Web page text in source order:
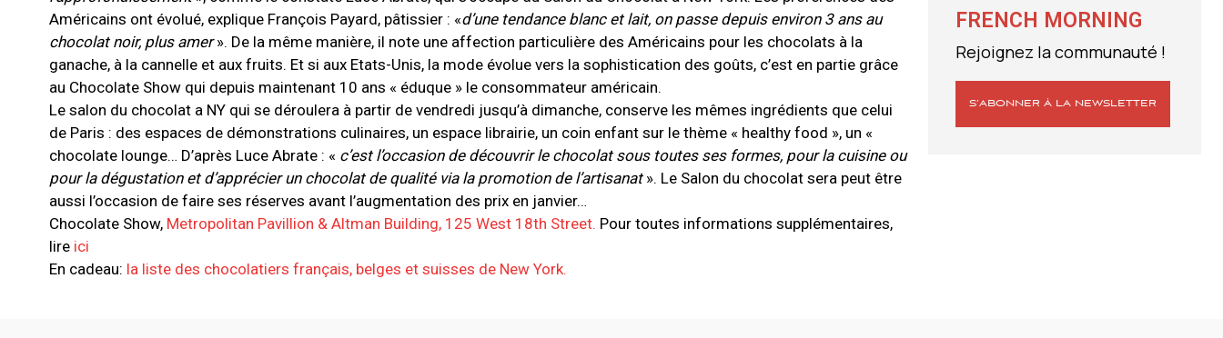
Américains ont évolué, explique François Payard, pâtissier : «d’une tendance blanc et lait, on passe depuis environ 3 ans au
chocolat noir, plus amer». De la même manière, il note une affection particulière des Américains pour les chocolats à la
ganache, à la cannelle et aux fruits. Et si aux Etats-Unis, la mode évolue vers la sophistication des goûts, c’est en partie grâce
au Chocolate Show qui depuis maintenant 10 ans « éduque » le consommateur américain.
Le salon du chocolat a NY qui se déroulera à partir de vendredi jusqu’à dimanche, conserve les mêmes ingrédients que celui
de Paris : des espaces de démonstrations culinaires, un espace librairie, un coin enfant sur le thème « healthy food », un «
chocolate lounge… D’après Luce Abrate : « c’est l’occasion de découvrir le chocolat sous toutes ses formes, pour la cuisine ou
pour la dégustation et d’apprécier un chocolat de qualité via la promotion de l’artisanat». Le Salon du chocolat sera peut être
aussi l’occasion de faire ses réserves avant l’augmentation des prix en janvier…
Chocolate Show, Metropolitan Pavillion & Altman Building, 125 West 18th Street. Pour toutes informations supplémentaires,
lire ici
En cadeau: la liste des chocolatiers français, belges et suisses de New York.
FRENCH MORNING
Rejoignez la communauté !
S’ABONNER À LA NEWSLETTER